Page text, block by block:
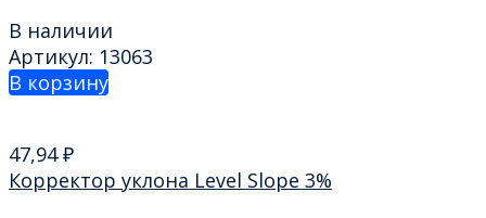
В наличии
Артикул: 13063
В корзину
47,94₽
Корректор уклона Level Slope 3%